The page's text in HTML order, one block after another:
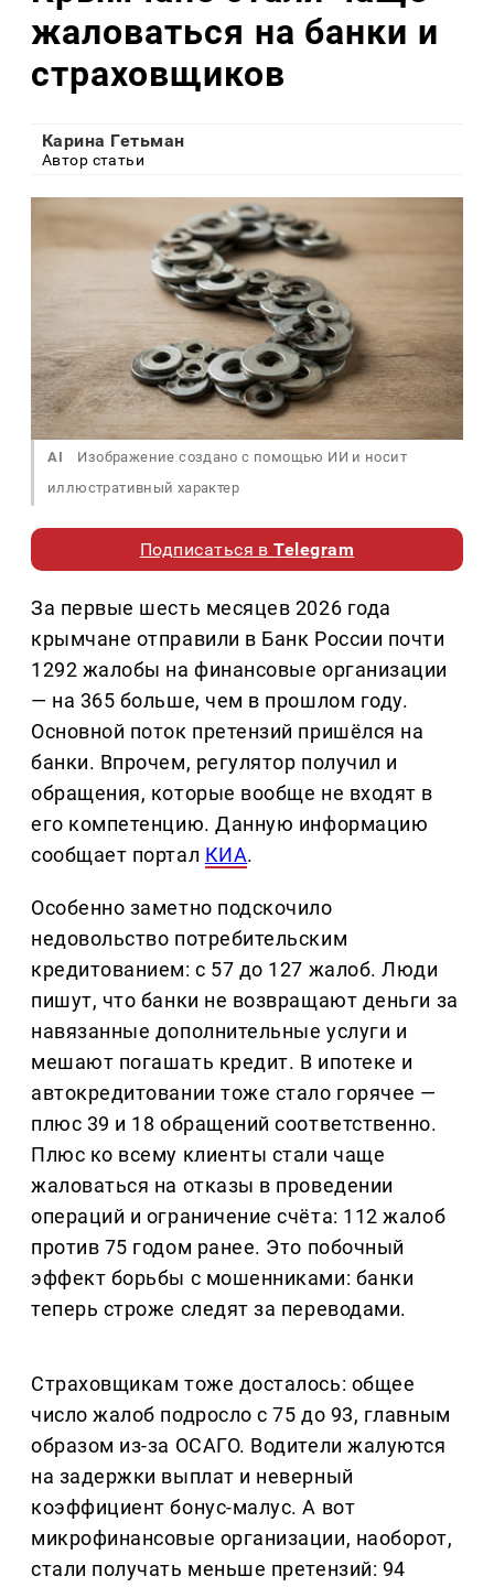
жаловаться на банки и
страховщиков
Карина Гетьман
Автор статьи
AI
Изображение создано с помощью ИИ и носит
иллюстративный характер
Подписаться вTelegram
За первые шесть месяцев 2026 года
крымчане отправили в Банк России почти
1292 жалобы на финансовые организации
— на 365 больше, чем в прошлом году.
Основной поток претензий пришёлся на
банки. Впрочем, регулятор получил и
обращения, которые вообще не входят в
его компетенцию. Данную информацию
сообщает портал КИА.
Особенно заметно подскочило
недовольство потребительским
кредитованием: с 57 до 127 жалоб. Люди
пишут, что банки не возвращают деньги за
навязанные дополнительные услуги и
мешают погашать кредит. В ипотеке и
автокредитовании тоже стало горячее —
плюс 39 и 18 обращений соответственно.
Плюс ко всему клиенты стали чаще
жаловаться на отказы в проведении
операций и ограничение счёта: 112 жалоб
против 75 годом ранее. Это побочный
эффект борьбы с мошенниками: банки
теперь строже следят за переводами.
Страховщикам тоже досталось: общее
число жалоб подросло с 75 до 93, главным
образом из-за ОСАГО. Водители жалуются
на задержки выплат и неверный
коэффициент бонус-малус. А вот
микрофинансовые организации, наоборот,
стали получать меньше претензий: 94